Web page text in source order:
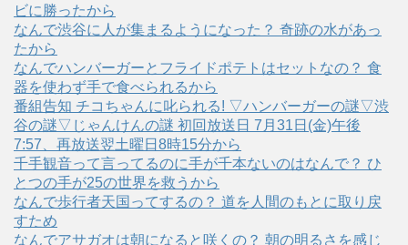
ビに勝ったから
なんで渋谷に人が集まるようになった？ 奇跡の水があっ
たから
なんでハンバーガーとフライドポテトはセットなの？ 食
器を使わず手で食べられるから
番組告知 チコちゃんに叱られる! ▽ハンバーガーの謎▽渋
谷の謎▽じゃんけんの謎 初回放送日 7月31日(金)午後
7:57、再放送翌土曜日8時15分から
千手観音って言ってるのに手が千本ないのはなんで？ ひ
とつの手が25の世界を救うから
なんで歩行者天国ってするの？ 道を人間のもとに取り戻
すため
なんでアサガオは朝になると咲くの？ 朝の明るさを感じ